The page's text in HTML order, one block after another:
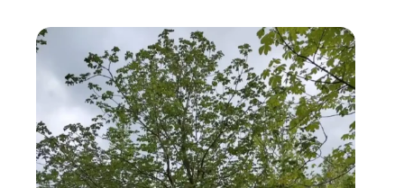
Deze
optie
kan
gekozen
worden
op
de
productpagina